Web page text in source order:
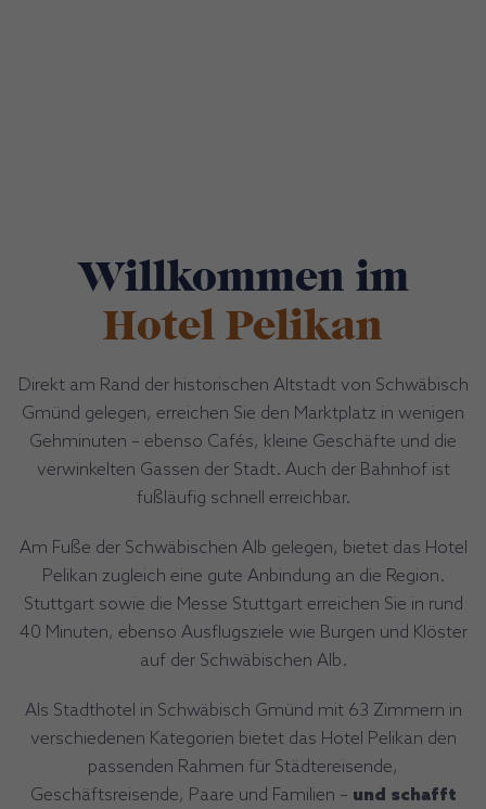
Willkommen im
Hotel Pelikan
Direkt am Rand der historischen Altstadt von Schwäbisch
Gmünd gelegen, erreichen Sie den Marktplatz in wenigen
Gehminuten – ebenso Cafés, kleine Geschäfte und die
verwinkelten Gassen der Stadt. Auch der Bahnhof ist
fußläufig schnell erreichbar.
Am Fuße der Schwäbischen Alb gelegen, bietet das Hotel
Pelikan zugleich eine gute Anbindung an die Region.
Stuttgart sowie die Messe Stuttgart erreichen Sie in rund
40 Minuten, ebenso Ausflugsziele wie Burgen und Klöster
auf der Schwäbischen Alb.
Als Stadthotel in Schwäbisch Gmünd mit 63 Zimmern in
verschiedenen Kategorien bietet das Hotel Pelikan den
passenden Rahmen für Städtereisende,
Geschäftsreisende, Paare und Familien – und schafft